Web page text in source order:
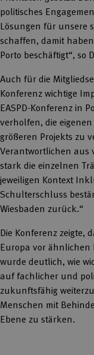
politisches
Lösungen für unsere
schaffen, damit
Porto beschäftigt“, so
Auch für die
Konferenz wichtige
EASPD-Konferenz in
verholfen, die
größeren Projekts zu
Verantwortlichen aus
stark die einzelnen
jeweiligen Kontext
Schulterschluss
Wiesbaden zurück.“
Die Konferenz zeigte,
Europa vor ähnlichen
wurde deutlich, wie
auf fachlicher und
zukunftsfähig
Menschen mit
Ebene zu stärken.